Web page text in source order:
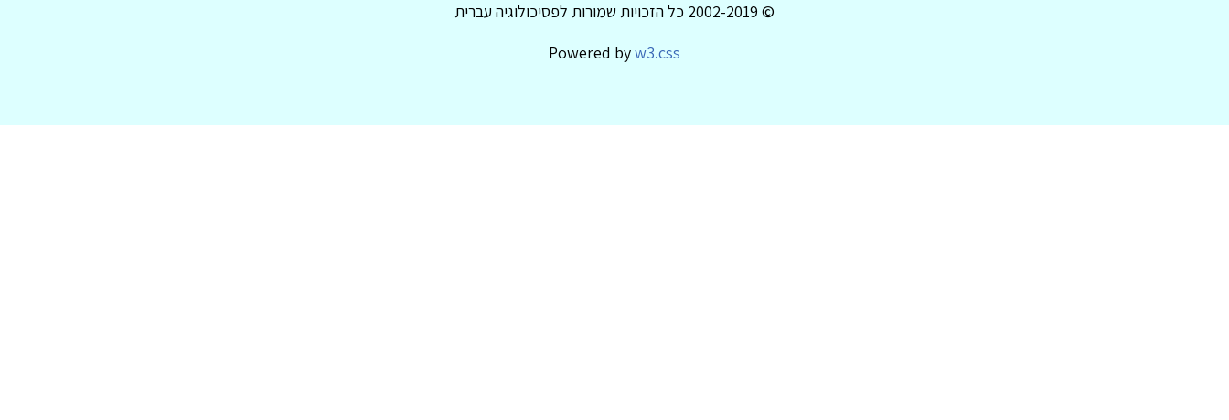
© 2002-2019 כל הזכויות שמורות לפסיכולוגיה עברית
Powered byw3.css